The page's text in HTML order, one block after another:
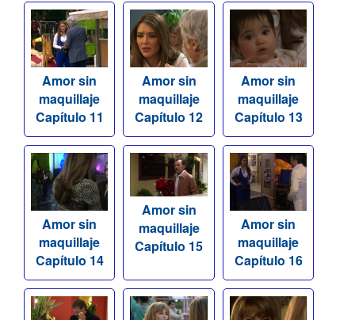
Amor sin
maquillaje
Capítulo 11
Amor sin
maquillaje
Capítulo 12
Amor sin
maquillaje
Capítulo 13
Amor sin
maquillaje
Capítulo 14
Amor sin
maquillaje
Capítulo 15
Amor sin
maquillaje
Capítulo 16